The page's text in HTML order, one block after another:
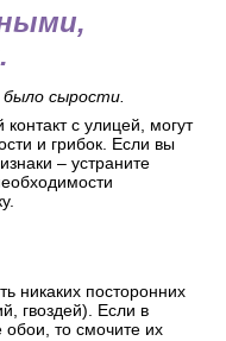
с улицей, могут
и грибок. Если вы
– устраните